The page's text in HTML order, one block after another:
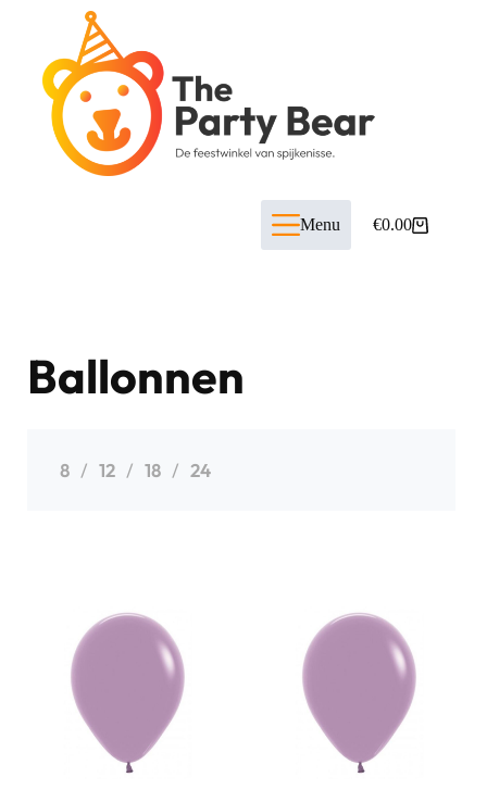
Menu €0.00
Ballonnen
8 12 18 24